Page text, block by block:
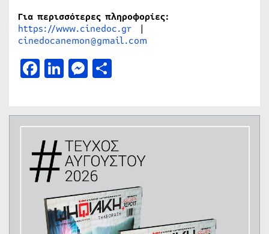
Για περισσότερες πληροφορίες:
https://www.cinedoc.gr |
cinedocanemon@gmail.com
Facebook
LinkedIn
Messenger